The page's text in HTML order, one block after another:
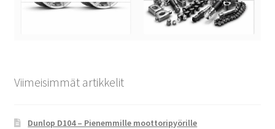
Viimeisimmät artikkelit
Dunlop D104 – Pienemmille moottoripyörille